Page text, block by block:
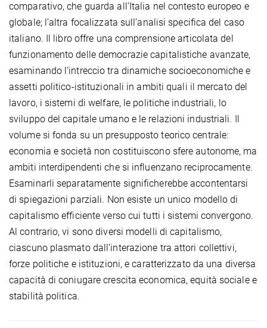
comparativo, che guarda all’Italia nel contesto europeo e
globale; l’altra focalizzata sull’analisi specifica del caso
italiano. Il libro offre una comprensione articolata del
funzionamento delle democrazie capitalistiche avanzate,
esaminando l’intreccio tra dinamiche socioeconomiche e
assetti politico-istituzionali in ambiti quali il mercato del
lavoro, i sistemi di welfare, le politiche industriali, lo
sviluppo del capitale umano e le relazioni industriali. Il
volume si fonda su un presupposto teorico centrale:
economia e società non costituiscono sfere autonome, ma
ambiti interdipendenti che si influenzano reciprocamente.
Esaminarli separatamente significherebbe accontentarsi
di spiegazioni parziali. Non esiste un unico modello di
capitalismo efficiente verso cui tutti i sistemi convergono.
Al contrario, vi sono diversi modelli di capitalismo,
ciascuno plasmato dall’interazione tra attori collettivi,
forze politiche e istituzioni, e caratterizzato da una diversa
capacità di coniugare crescita economica, equità sociale e
stabilità politica.